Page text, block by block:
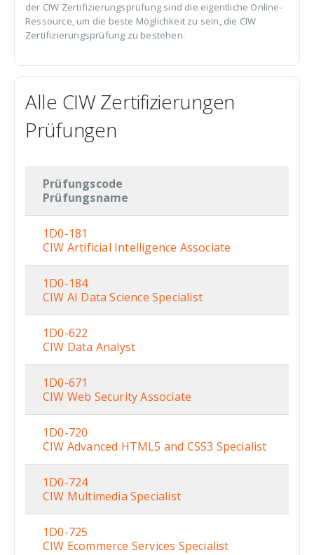
der CIW Zertifizierungsprüfung sind die eigentliche Online-
Ressource, um die beste Möglichkeit zu sein, die CIW
Zertifizierungsprüfung zu bestehen.
Alle CIW Zertifizierungen
Prüfungen
Prüfungscode
Prüfungsname
1D0-181
CIW Artificial Intelligence Associate
1D0-184
CIW AI Data Science Specialist
1D0-622
CIW Data Analyst
1D0-671
CIW Web Security Associate
1D0-720
CIW Advanced HTML5 and CSS3 Specialist
1D0-724
CIW Multimedia Specialist
1D0-725
CIW Ecommerce Services Specialist